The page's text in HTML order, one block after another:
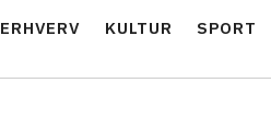
ERHVERV KULTUR SPORT